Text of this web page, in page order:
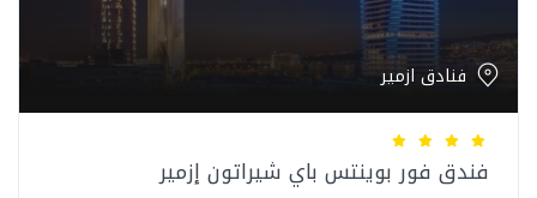
فنادق ازمير
فندق فور بوينتس باي شيراتون إزمير